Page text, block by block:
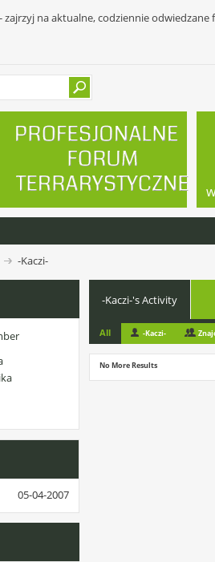
- zajrzyj na aktualne, codziennie
-Kaczi-
05-04-2007
-Kaczi-'s Activity
All -Kaczi-
No More Results